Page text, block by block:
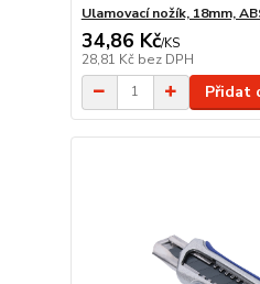
Ulamovací nožík, 18mm,
34,86 Kč/KS
28,81 Kč bez DPH
Přidat